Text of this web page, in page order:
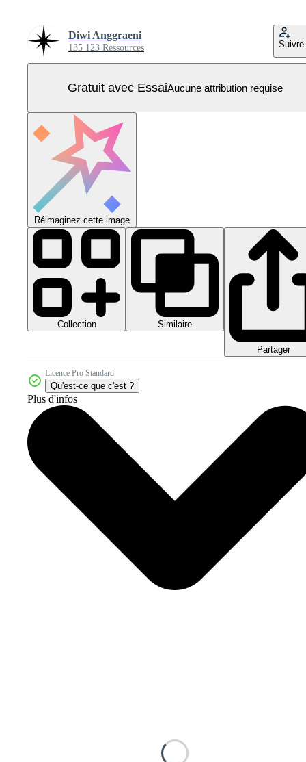
Diwi Anggraeni
135 123 Ressources Suivre
Gratuit avec EssaiAucune attribution requise
Réimaginez cette image
Collection Similaire
Partager
Licence Pro Standard
Qu'est-ce que c'est ?
Plus d'infos